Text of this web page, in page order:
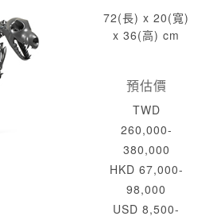
72(長) x 20(寬)
x 36(高) cm
預估價
TWD
260,000-
380,000
HKD 67,000-
98,000
USD 8,500-